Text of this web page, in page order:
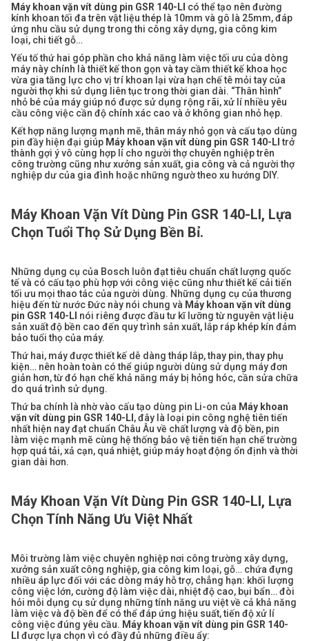
Máy khoan vặn vít dùng pin GSR 140-LI có thể tạo nên đường
kính khoan tối đa trên vật liệu thép là 10mm và gô là 25mm, đáp
ứng nhu cầu sử dụng trong thi công xây dựng, gia công kim
loại, chi tiết gỗ…
Yếu tố thứ hai góp phần cho khả năng làm việc tối ưu của dòng
máy này chính là thiết kế thon gọn và tay cầm thiết kế khoa học
vừa gia tăng lực cho vị trí khoan lại vừa hạn chế tê mỏi tay của
người thợ khi sử dụng liên tục trong thời gian dài. “Thân hình”
nhỏ bé của máy giúp nó được sử dụng rộng rãi, xử lí nhiều yêu
cầu công việc cần độ chính xác cao và ở không gian nhỏ hẹp.
Kết hợp năng lượng mạnh mẽ, thân máy nhỏ gọn và cấu tạo dùng
pin đầy hiện đại giúp Máy khoan vặn vít dùng pin GSR 140-LItrở
thành gợi ý vô cùng hợp lí cho người thợ chuyên nghiệp trên
công trường cũng như xưởng sản xuất, gia công và cả người thợ
nghiệp dư của gia đình hoặc những ngườ theo xu hướng DIY.
Máy Khoan Vặn Vít Dùng Pin GSR 140-LI, Lựa
Chọn Tuổi Thọ Sử Dụng Bền Bỉ.
Những dụng cụ của Bosch luôn đạt tiêu chuẩn chất lượng quốc
tế và có cấu tạo phù hợp với công việc cũng như thiết kế cải tiến
tối ưu mọi thao tác của người dùng. Những dụng cụ của thương
hiệu đến từ nước Đức này nói chung và Máy khoan vặn vít dùng
pin GSR 140-LI nói riêng được đầu tư kĩ lưỡng từ nguyên vật liệu
sản xuất độ bền cao đến quy trình sản xuất, lắp ráp khép kín đảm
bảo tuổi thọ của máy.
Thứ hai, máy được thiết kế dễ dàng tháp lắp, thay pin, thay phụ
kiện… nên hoàn toàn có thể giúp người dùng sử dụng máy đơn
giản hơn, từ đó hạn chế khả năng máy bị hỏng hóc, cần sửa chữa
do quá trình sử dụng.
Thứ ba chính là nhờ vào cấu tạo dùng pin Li-on của Máy khoan
vặn vít dùng pin GSR 140-LI , đây là loại pin công nghệ tiên tiến
nhất hiện nay đạt chuẩn Châu Âu về chất lượng và độ bền, pin
làm việc mạnh mẽ cùng hệ thống bảo vệ tiên tiến hạn chế trường
hợp quá tải, xả cạn, quá nhiệt, giúp máy hoạt động ổn định và thời
gian dài hơn.
Máy Khoan Vặn Vít Dùng Pin GSR 140-LI, Lựa
Chọn Tính Năng Ưu Việt Nhất
Môi trường làm việc chuyên nghiệp nơi công trường xây dựng,
xưởng sản xuất công nghiệp, gia công kim loại, gỗ… chứa đựng
nhiều áp lực đối với các dòng máy hỗ trợ, chẳng hạn: khối lượng
công việc lớn, cường độ làm việc dài, nhiệt độ cao, bụi bẩn… đòi
hỏi mỗi dụng cụ sử dụng những tính năng ưu việt về cả khả năng
làm việc và độ bền để có thể đáp ứng hiệu suất, tiến độ xử lí
công việc đúng yêu cầu. Máy khoan vặn vít dùng pin GSR 140-
LI được lựa chọn vì có đầy đủ những điều ẩy: